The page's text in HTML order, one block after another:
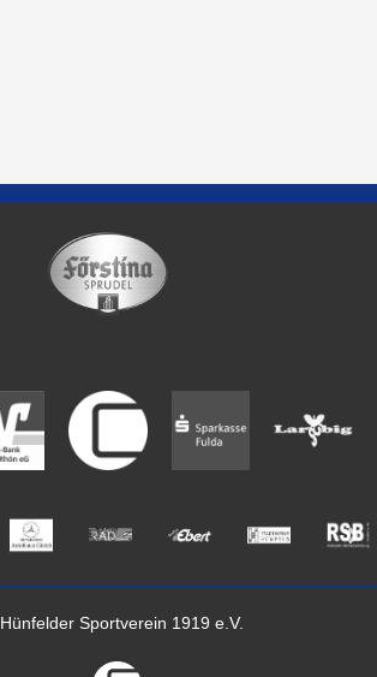
Hünfelder Sportverein 1919 e.V.